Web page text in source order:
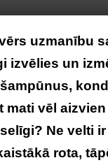
uzmanību
izvēlies un
mati vēl
Ne velti
rota,